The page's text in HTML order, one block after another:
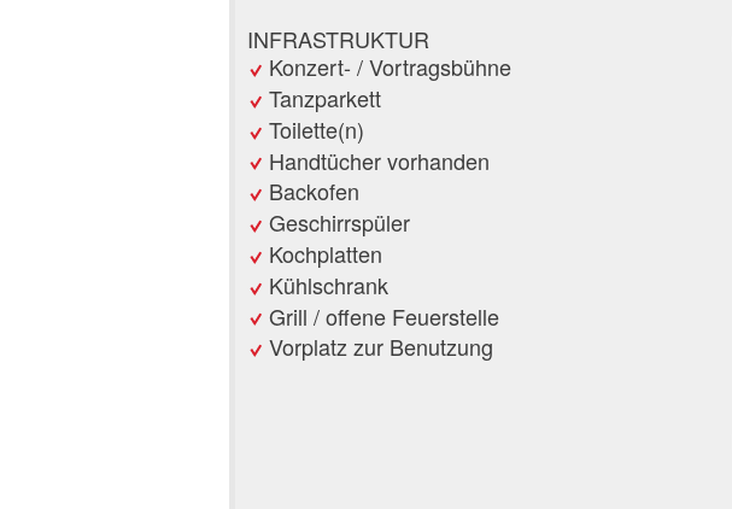
INFRASTRUKTUR
Konzert- / Vortragsbühne
Tanzparkett
Toilette(n)
Handtücher vorhanden
Backofen
Geschirrspüler
Kochplatten
Kühlschrank
Grill / offene Feuerstelle
Vorplatz zur Benutzung